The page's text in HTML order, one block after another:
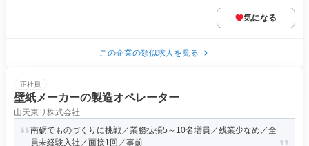
気になる
この企業の類似求人を見る
正社員
壁紙メーカーの製造オペレーター
山天東リ株式会社
南砺でものづくりに挑戦／業務拡張5～10名増員／残業少なめ／全
員未経験入社／面接1回／事前...